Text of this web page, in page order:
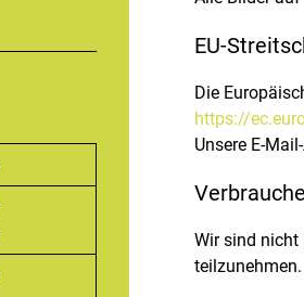
EU-
Die
https://
Unsere E-
Wir sind nicht
teilzunehmen.